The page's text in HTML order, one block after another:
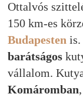
Ottalvós
150 km-es
Budapesten is.
barátságos
vállalom.
Komáromban